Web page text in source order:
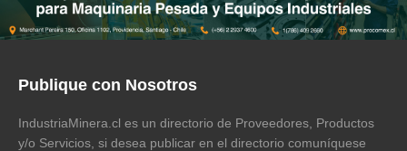
Publique con Nosotros
IndustriaMinera.cl es un directorio de Proveedores, Productos
y/o Servicios, si desea publicar en el directorio comuníquese